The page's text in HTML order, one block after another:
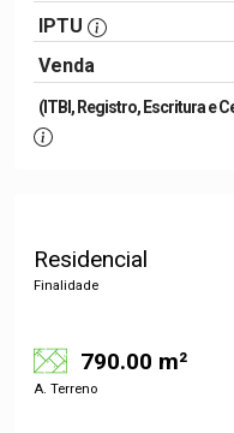
IPTU
Venda
(ITBI, Registro, Escritura e
Residencial
Finalidade
790.00 m²
A. Terreno